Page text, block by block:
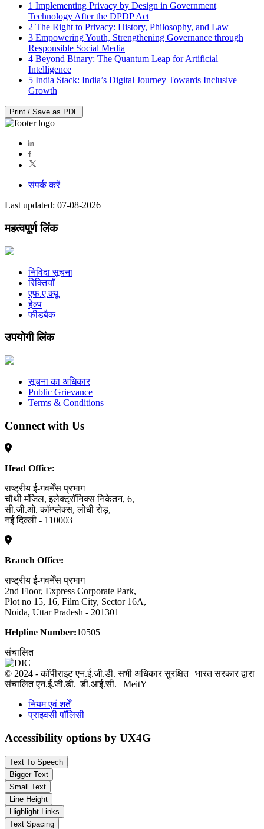
1 Implementing Privacy by Design in Government
Technology After the DPDP Act
2 The Right to Privacy: History, Philosophy, and Law
3 Empowering Youth, Strengthening Governance through
Responsible Social Media
4 Beyond Binary: The Quantum Leap for Artificial
Intelligence
5 India Stack: India’s Digital Journey Towards Inclusive
Growth
Print / Save as PDF
संपर्क करें
Last updated: 07-08-2026
महत्वपूर्ण लिंक
निविदा सूचना
रिक्तियाँ
एफ.ए.क्यू.
हेल्प
फीडबैक
उपयोगी लिंक
सूचना का अधिकार
Public Grievance
Terms & Conditions
Connect with Us
Head Office:
राष्ट्रीय ई-गवर्नेंस प्रभाग
चौथी मंजिल, इलेक्ट्रॉनिक्स निकेतन, 6,
सी.जी.ओ. कॉम्प्लेक्स, लोधी रोड़,
नई दिल्ली - 110003
Branch Office:
राष्ट्रीय ई-गवर्नेंस प्रभाग
2nd Floor, Express Corporate Park,
Plot no 15, 16, Film City, Sector 16A,
Noida, Uttar Pradesh - 201301
Helpline Number:10505
संचालित
© 2024 - कॉपीराइट एन.ई.जी.डी. सभी अधिकार सुरक्षित | भारत सरकार द्वारा
संचालित एन.ई.जी.डी.| डी.आई.सी. | MeitY
नियम एवं शर्तें
प्राइवसी पॉलिसी
Accessibility options by UX4G
Text To Speech
Bigger Text
Small Text
Line Height
Highlight Links
Text Spacing